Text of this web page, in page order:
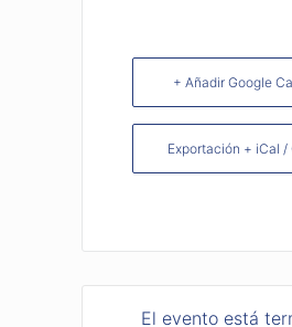
+ Añadir Google
Exportación + iCal /
El evento está